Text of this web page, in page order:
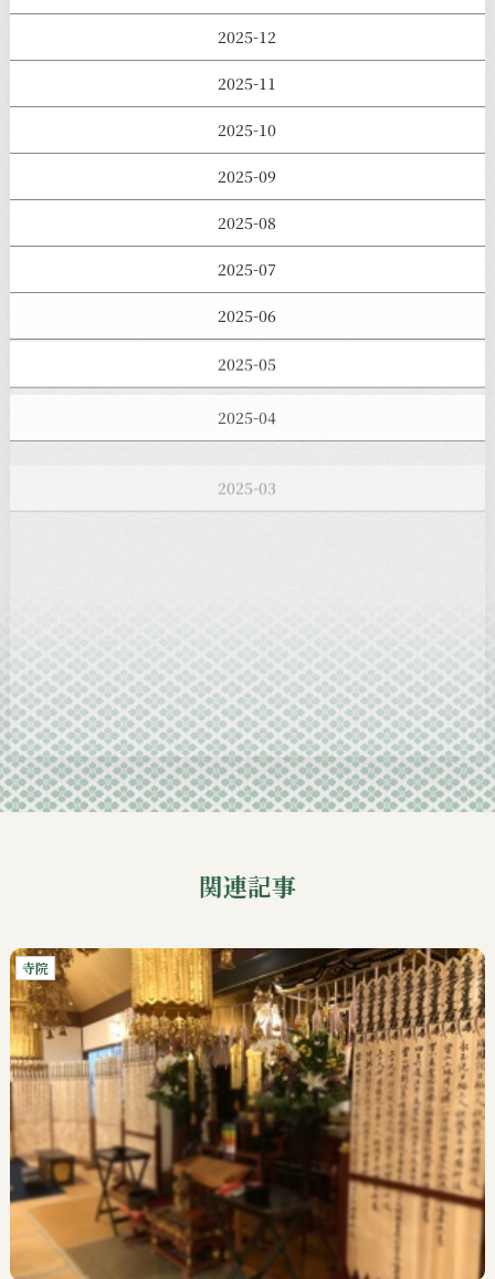
2025-12
2025-11
2025-10
2025-09
2025-08
2025-07
2025-06
2025-05
2025-04
2025-02
2024-10
2024-09
関連記事
寺院